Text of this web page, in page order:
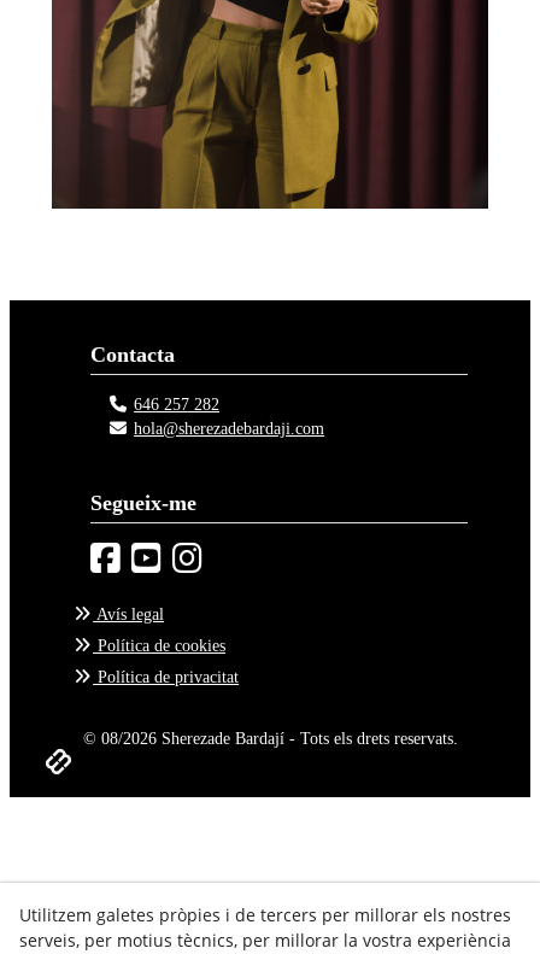
Contacta
646 257 282
hola@sherezadebardaji.com
Segueix-me
Avís legal
Política de cookies
Política de privacitat
© 08/2026 Sherezade Bardají - Tots els drets reservats.
Utilitzem galetes pròpies i de tercers per millorar els nostres
serveis, per motius tècnics, per millorar la vostra experiència